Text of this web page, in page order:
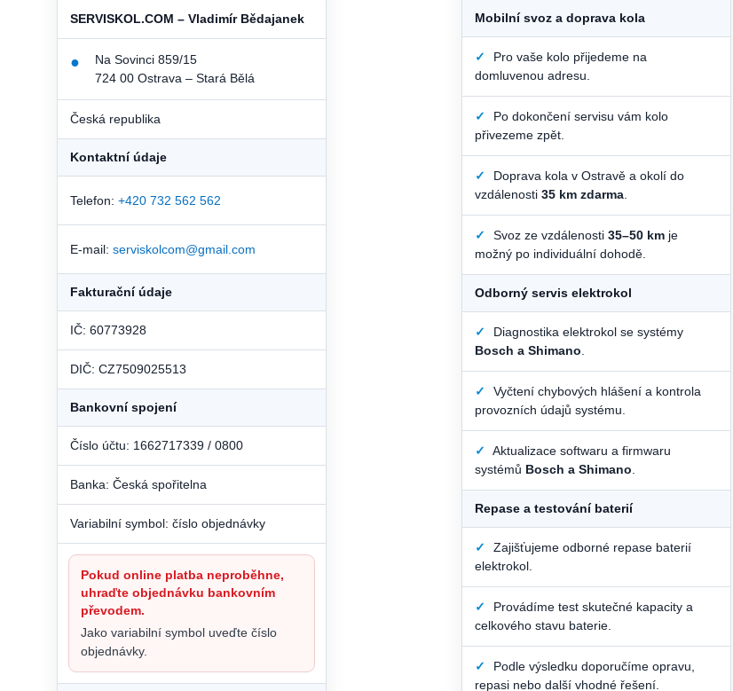
SERVISKOL.COM – Vladimír Bědajanek
●
Na Sovinci 859/15
724 00 Ostrava – Stará Bělá
Česká republika
Kontaktní údaje
Telefon: +420 732 562 562
E-mail: serviskolcom@gmail.com
Fakturační údaje
IČ: 60773928
DIČ: CZ7509025513
Bankovní spojení
Číslo účtu: 1662717339 / 0800
Banka: Česká spořitelna
Variabilní symbol: číslo objednávky
Pokud online platba neproběhne,
uhraďte objednávku bankovním
převodem.
Jako variabilní symbol uveďte číslo
objednávky.
Mobilní svoz a doprava kola
✓
Pro vaše kolo přijedeme na
domluvenou adresu.
✓
Po dokončení servisu vám kolo
přivezeme zpět.
✓
Doprava kola v Ostravě a okolí do
vzdálenosti 35 km zdarma
✓ Svoz ze vzdálenosti 35–50 km je
možný po individuální dohodě.
Odborný servis elektrokol
✓
Diagnostika elektrokol se systémy
Bosch a Shimano
✓
Vyčtení chybových hlášení a kontrola
provozních údajů systému.
✓
Aktualizace softwaru a firmwaru
systémů Bosch a Shimano
Repase a testování baterií
✓
Zajišťujeme odborné repase baterií
elektrokol.
✓
Provádíme test skutečné kapacity a
celkového stavu baterie.
✓
Podle výsledku doporučíme opravu,
repasi nebo další vhodné řešení.